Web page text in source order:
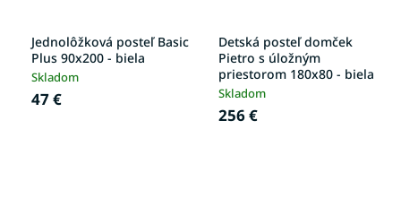
Jednolôžková posteľ Basic
Plus 90x200 - biela
Skladom
47 €
Detská posteľ domček
Pietro s úložným
priestorom 180x80 - biela
Skladom
256 €